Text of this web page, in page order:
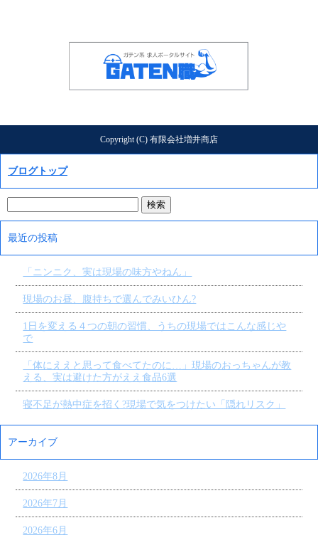
Copyright (C) 有限会社増井商店
ブログトップ
最近の投稿
「ニンニク、実は現場の味方やねん」
現場のお昼、腹持ちで選んでみいひん?
1日を変える４つの朝の習慣、うちの現場ではこんな感じや
で
「体にええと思って食べてたのに…」現場のおっちゃんが教
える、実は避けた方がええ食品6選
寝不足が熱中症を招く?現場で気をつけたい「隠れリスク」
アーカイブ
2026年8月
2026年7月
2026年6月